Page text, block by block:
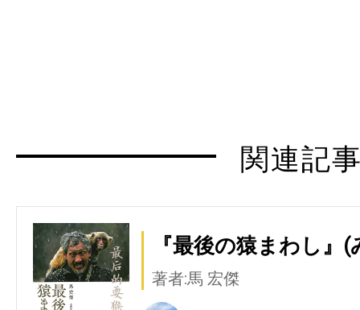
関連記
『最後の猿まわし』
著者:馬 宏傑